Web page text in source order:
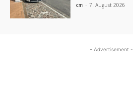
cm - 7. August 2026
- Advertisement -